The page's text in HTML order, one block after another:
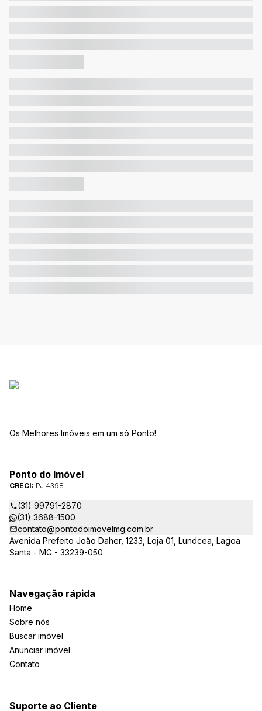
Os Melhores Imóveis em um só Ponto!
Ponto do Imóvel
CRECI: PJ 4398
(31) 99791-2870
(31) 3688-1500
contato@pontodoimovelmg.com.br
Avenida Prefeito João Daher, 1233, Loja 01, Lundcea, Lagoa
Santa - MG - 33239-050
Navegação rápida
Home
Sobre nós
Buscar imóvel
Anunciar imóvel
Contato
Suporte ao Cliente